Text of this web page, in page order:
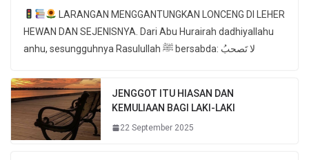
LARANGAN MENGGANTUNGKAN LONCENG DI LEHER
HEWAN DAN SEJENISNYA. Dari Abu Hurairah dadhiyallahu
anhu, sesungguhnya Rasulullah ﷺ bersabda: لا تَصحبُ
JENGGOT ITU HIASAN DAN
KEMULIAAN BAGI LAKI-LAKI
22 September 2025